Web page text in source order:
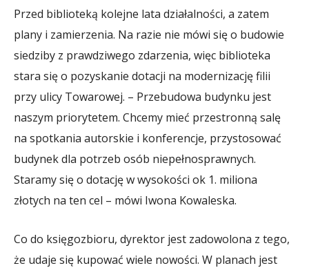
Przed biblioteką kolejne lata działalności, a zatem
plany i zamierzenia. Na razie nie mówi się o budowie
siedziby z prawdziwego zdarzenia, więc biblioteka
stara się o pozyskanie dotacji na modernizację filii
przy ulicy Towarowej. – Przebudowa budynku jest
naszym priorytetem. Chcemy mieć przestronną salę
na spotkania autorskie i konferencje, przystosować
budynek dla potrzeb osób niepełnosprawnych.
Staramy się o dotację w wysokości ok 1. miliona
złotych na ten cel – mówi Iwona Kowaleska.
Co do księgozbioru, dyrektor jest zadowolona z tego,
że udaje się kupować wiele nowości. W planach jest